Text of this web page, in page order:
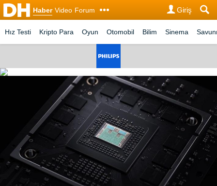
Haber Video Forum Giriş
Hız Testi Kripto Para Oyun Otomobil Bilim Sinema